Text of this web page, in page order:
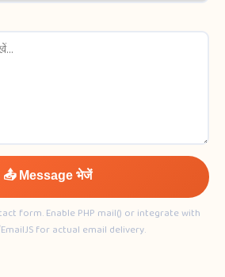
📤 Message भेजें
form. Enable PHP mail() or integrate with
for actual email delivery.